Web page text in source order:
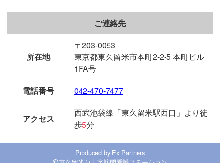
ご連絡先
所在地
〒203-0053
東京都東久留米市本町2-2-5 本町ビル
1FA号
電話番号
042-470-7477
アクセス
西武池袋線「東久留米駅西口」より徒
歩5分
Produced by Ex Partners